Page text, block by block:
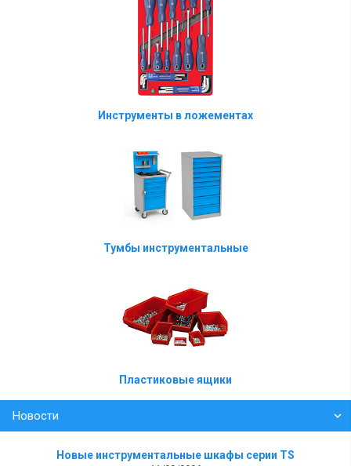
Инструменты в ложементах
Тумбы инструментальные
Пластиковые ящики
Новости
Новые инструментальные шкафы серии TS